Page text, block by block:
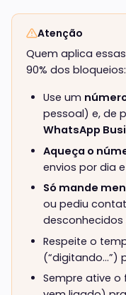
Atenção
Quem aplica
90% dos bloqueios:
Use um
pessoal) e, de
WhatsApp
Aqueça o
envios por dia
Só mande
ou pediu
Respeite o
(“digitando…”)
Sempre ative o